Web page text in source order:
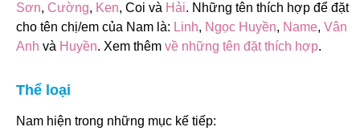
Sơn, Cường, Ken, Coi và Hải. Những tên thích hợp để đặt
cho tên chị/em của Nam là: Linh, Ngọc Huyền, Name, Vân
Anh và Huyền. Xem thêm về những tên đặt thích hợp.
Thể loại
Nam hiện trong những mục kế tiếp: